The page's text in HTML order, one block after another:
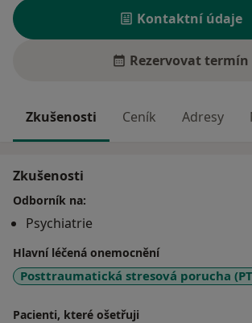
Kontaktní údaje
Rezervovat termín
Zkušenosti Ceník Adresy
Zkušenosti
Odborník na:
Psychiatrie
Hlavní léčená onemocnění
Posttraumatická stresová porucha
Pacienti, které ošetřuji